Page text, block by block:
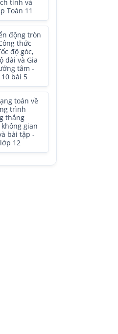
tính và
Toán 11
động tròn
thức
độ góc,
dài và Gia
tâm -
10 bài 5
toán về
trình
thẳng
gian
bài tập -
12